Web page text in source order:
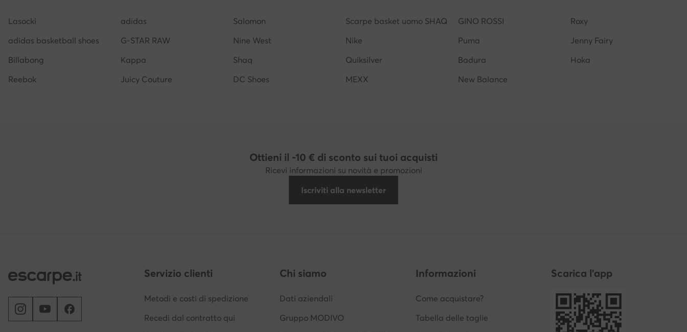
Lasocki adidas Salomon Scarpe basket uomo SHAQ GINO ROSSI
Roxy
adidas basketball shoes
G-STAR RAW Nine West Nike Puma
Jenny Fairy
Billabong
Kappa Shaq Quiksilver Badura
Hoka
Reebok
Juicy Couture DC Shoes MEXX New Balance
Ottieni il -10 € di sconto sui tuoi acquisti
Ricevi informazioni su novità e promozioni
Iscriviti alla newsletter
Servizio clienti
Metodi e costi di spedizione
Recedi dal contratto qui
Chi siamo
Dati aziendali
Gruppo MODIVO
Informazioni
Come acquistare?
Tabella delle taglie
Scarica l'app